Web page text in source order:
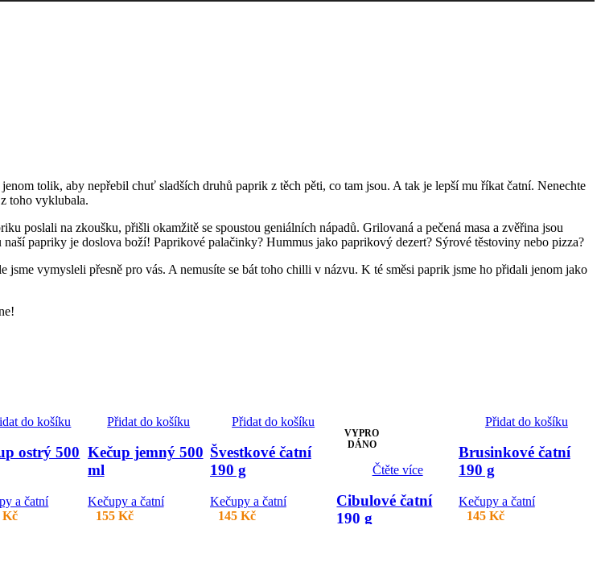
tolik, aby nepřebil chuť sladších druhů paprik z těch pěti, co tam jsou. A tak je lepší mu říkat čatní. Nenechte
toho vyklubala.
poslali na zkoušku, přišli okamžitě se spoustou geniálních nápadů. Grilovaná a pečená masa a zvěřina jsou
papriky je doslova boží! Paprikové palačinky? Hummus jako paprikový dezert? Sýrové těstoviny nebo pizza?
vymysleli přesně pro vás. A nemusíte se bát toho chilli v názvu. K té směsi paprik jsme ho přidali jenom jako
do košíku
ostrý 500
a čatní
Kč
Přidat do košíku
Kečup jemný 500
ml
Kečupy a čatní
155 Kč
Přidat do košíku
Švestkové čatní
190 g
Kečupy a čatní
145 Kč
VYPRO
DÁNO
Čtěte více
Cibulové čatní
190 g
Přidat do košíku
Brusinkové čatní
190 g
Kečupy a čatní
145 Kč